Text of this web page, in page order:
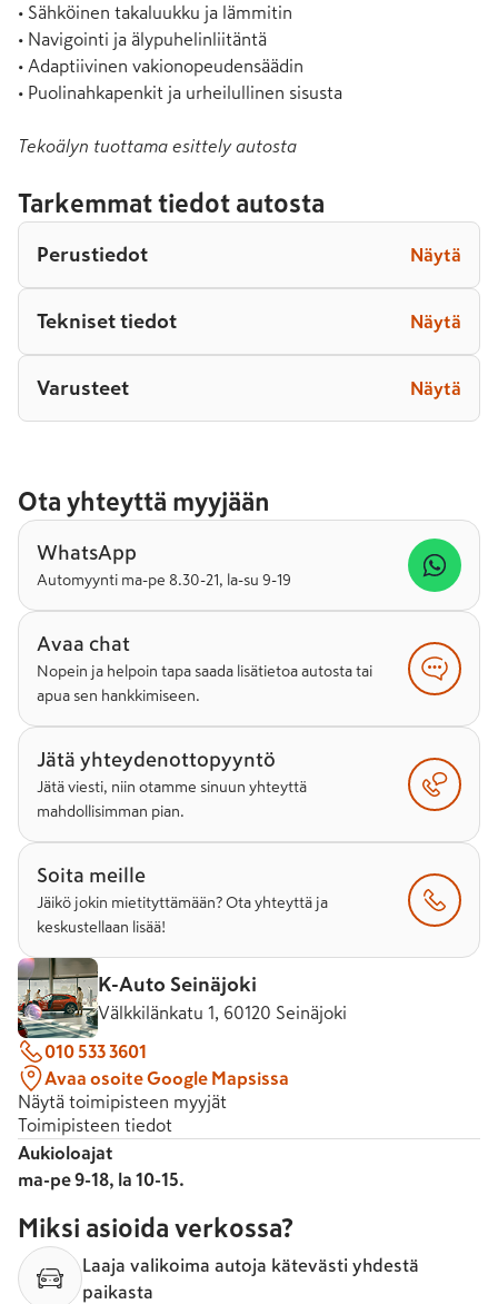
• Sähköinen takaluukku ja lämmitin
• Navigointi ja älypuhelinliitäntä
• Adaptiivinen vakionopeudensäädin
• Puolinahkapenkit ja urheilullinen sisusta
Tekoälyn tuottama esittely autosta
Tarkemmat tiedot autosta
Perustiedot Näytä
Tekniset tiedot Näytä
Varusteet Näytä
Ota yhteyttä myyjään
WhatsApp
Automyynti ma-pe 8.30-21, la-su 9-19
Avaa chat
Nopein ja helpoin tapa saada lisätietoa autosta tai
apua sen hankkimiseen.
Jätä yhteydenottopyyntö
Jätä viesti, niin otamme sinuun yhteyttä
mahdollisimman pian.
Soita meille
Jäikö jokin mietityttämään? Ota yhteyttä ja
keskustellaan lisää!
K-Auto Seinäjoki
Välkkilänkatu 1, 60120 Seinäjoki
010 533 3601
Avaa osoite Google Mapsissa
Näytä toimipisteen myyjät
Toimipisteen tiedot
Aukioloajat
ma-pe 9-18, la 10-15.
Miksi asioida verkossa?
Laaja valikoima autoja kätevästi yhdestä
paikasta